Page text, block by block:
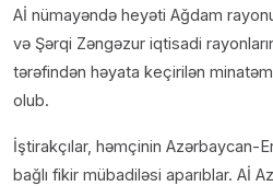
Aİ nümayəndə heyəti Ağdam
və Şərqi Zəngəzur iqtisadi
tərəfindən həyata keçirilən
olub.
İştirakçılar, həmçinin Azərbaycan-
bağlı fikir mübadiləsi aparıblar. Aİ